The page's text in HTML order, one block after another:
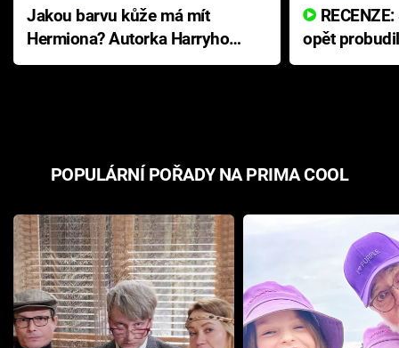
Jakou barvu kůže má mít
Hermiona? Autorka Harryho
Pottera přišla s ráznou
opět
přichází s
POPULÁRNÍ POŘADY NA PRIMA COOL